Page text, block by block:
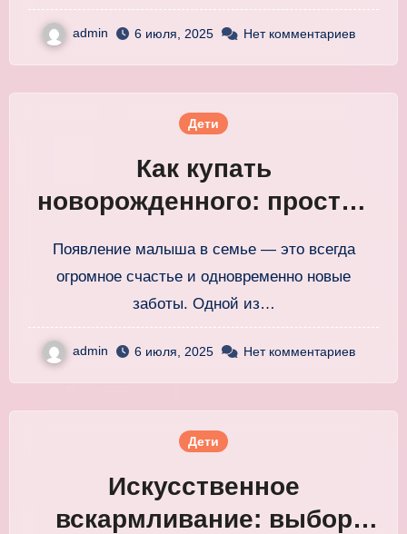
admin 6 июля, 2025 Нет комментариев
Дети
Как купать
новорожденного: простая
родителей
Появление малыша в семье — это всегда
огромное счастье и одновременно новые
заботы. Одной из…
admin 6 июля, 2025 Нет комментариев
Дети
Искусственное
вскармливание: выбор